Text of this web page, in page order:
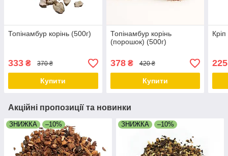
Топінамбур корінь (500г)
333 ₴ 370 ₴
Купити
Топінамбур корінь
(порошок) (500г)
378₴ 420 ₴
Купити
225
Акційні пропозиції та новинки
ЗНИЖКА –10% ЗНИЖКА –10%